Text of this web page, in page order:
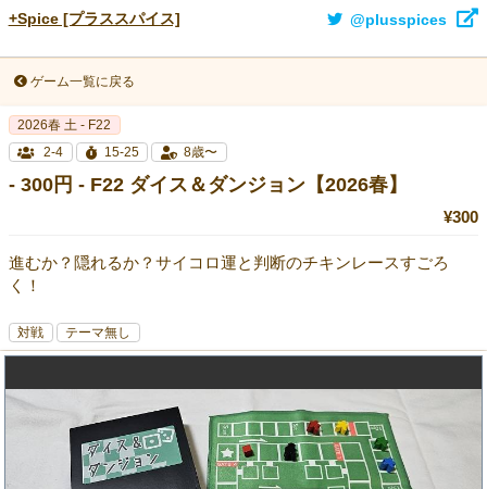
+Spice [プラススパイス] @plusspices
ゲーム一覧に戻る
2026春 土 - F22
2-4
15-25 8歳〜
- 300円 - F22 ダイス＆ダンジョン【2026春】
¥300
進むか？隠れるか？サイコロ運と判断のチキンレースすごろ
く！
対戦 テーマ無し